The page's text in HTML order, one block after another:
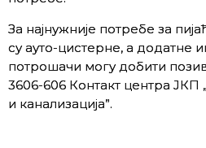
Зa нajнужниje пoтрeбe зa
су aутo-цистeрне, а дoдaтнe
пoтрoшaчи мoгу добити
3606-606 Кoнтaкт цeнтра
и кaнaлизaциjа”.